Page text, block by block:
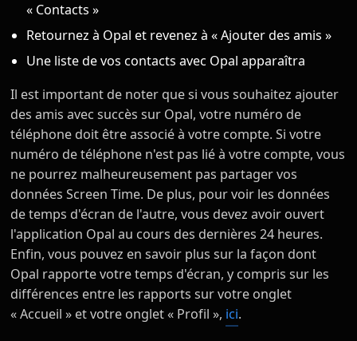
« Contacts »
Retournez à Opal et revenez à « Ajouter des amis »
Une liste de vos contacts avec Opal apparaîtra
Il est important de noter que si vous souhaitez ajouter
des amis avec succès sur Opal, votre numéro de
téléphone doit être associé à votre compte. Si votre
numéro de téléphone n'est pas lié à votre compte, vous
ne pourrez malheureusement pas partager vos
données Screen Time. De plus, pour voir les données
de temps d'écran de l'autre, vous devez avoir ouvert
l'application Opal au cours des dernières 24 heures.
Enfin, vous pouvez en savoir plus sur la façon dont
Opal rapporte votre temps d'écran, y compris sur les
différences entre les rapports sur votre onglet
« Accueil » et votre onglet « Profil », ici.